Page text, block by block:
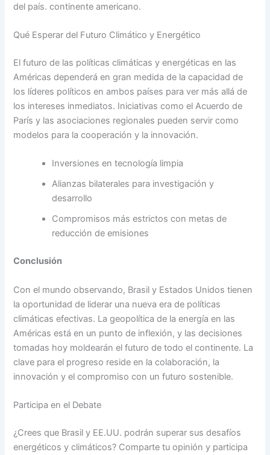
del país. continente americano.
Qué Esperar del Futuro Climático y Energético
El futuro de las políticas climáticas y energéticas en las
Américas dependerá en gran medida de la capacidad de
los líderes políticos en ambos países para ver más allá de
los intereses inmediatos. Iniciativas como el Acuerdo de
París y las asociaciones regionales pueden servir como
modelos para la cooperación y la innovación.
Inversiones en tecnología limpia
Alianzas bilaterales para investigación y
desarrollo
Compromisos más estrictos con metas de
reducción de emisiones
Conclusión
Con el mundo observando, Brasil y Estados Unidos tienen
la oportunidad de liderar una nueva era de políticas
climáticas efectivas. La geopolítica de la energía en las
Américas está en un punto de inflexión, y las decisiones
tomadas hoy moldearán el futuro de todo el continente. La
clave para el progreso reside en la colaboración, la
innovación y el compromiso con un futuro sostenible.
Participa en el Debate
¿Crees que Brasil y EE.UU. podrán superar sus desafíos
energéticos y climáticos? Comparte tu opinión y participa